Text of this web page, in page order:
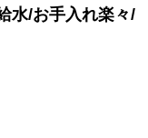
水/お手入れ楽々/